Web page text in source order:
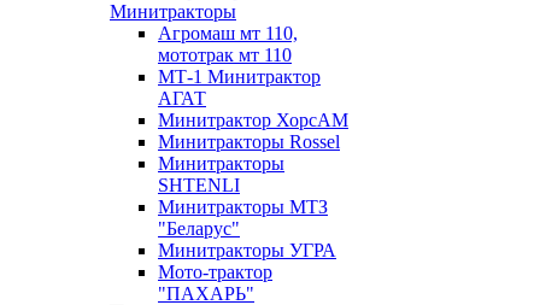
Минитракторы
Агромаш мт 110,
мототрак мт 110
МТ-1 Минитрактор
АГАТ
Минитрактор ХорсАМ
Минитракторы Rossel
Минитракторы
SHTENLI
Минитракторы МТЗ
"Беларус"
Минитракторы УГРА
Мото-трактор
"ПАХАРЬ"